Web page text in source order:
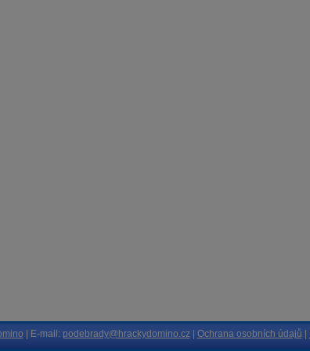
| E-mail: podebrady@hrackydomino.cz| Ochrana osobních údajů